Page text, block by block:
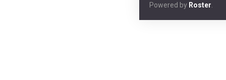
Powered by Roster